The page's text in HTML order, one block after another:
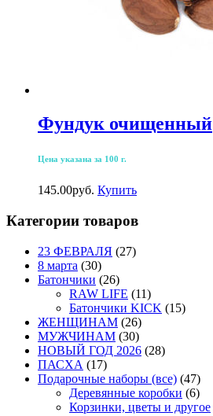
Фундук очищенный
Цена указана за 100 г.
145.00руб. Купить
Категории товаров
23 ФЕВРАЛЯ (27)
8 марта (30)
Батончики (26)
RAW LIFE (11)
Батончики KICK (15)
ЖЕНЩИНАМ (26)
МУЖЧИНАМ (30)
НОВЫЙ ГОД 2026 (28)
ПАСХА (17)
Подарочные наборы (все) (47)
Деревянные коробки (6)
Корзинки, цветы и другое